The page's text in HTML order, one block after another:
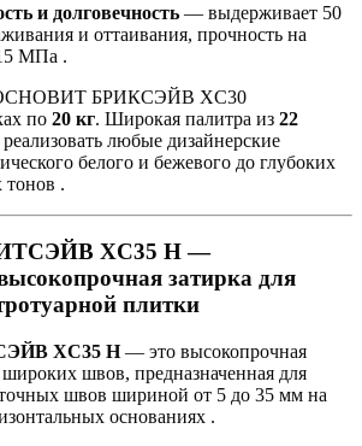
и долговечность — выдерживает 50
и оттаивания, прочность на
МПа .
ОСНОВИТ БРИКСЭЙВ XC30
по 20 кг. Широкая палитра из 22
реализовать любые дизайнерские
белого и бежевого до глубоких
тонов .
XC35 Н —
затирка для
плитки
XC35 Н— это высокопрочная
широких швов, предназначенная для
швов шириной от 5 до 35 мм на
основаниях .